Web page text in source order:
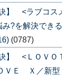
訣】 <ラブコ
?を解決でき
(0787)
訣】 <ＬＯＶ
ＶＥ Ｘ／新型